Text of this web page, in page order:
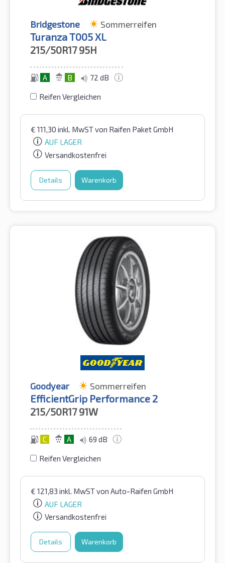
Bridgestone Sommerreifen
Turanza T005 XL
215/50R17 95H
A B 72 dB
Reifen Vergleichen
€ 111,30 inkl. MwSTvon Raifen Paket GmbH
AUF LAGER
Versandkostenfrei
Details Warenkorb
Goodyear Sommerreifen
EfficientGrip Performance 2
215/50R17 91W
C A 69 dB
Reifen Vergleichen
€ 121,83 inkl. MwSTvon Auto-Raifen GmbH
AUF LAGER
Versandkostenfrei
Details Warenkorb